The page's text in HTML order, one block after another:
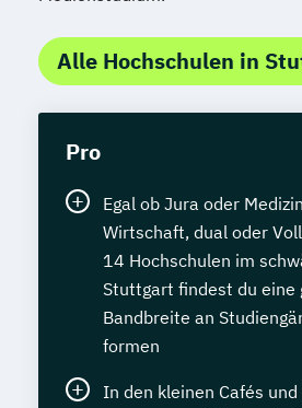
Alle Hochschulen in
Pro
Egal ob Jura oder
Wirtschaft, dual oder
14 Hochschulen im
Stuttgart findest du eine
Bandbreite an
formen
In den kleinen Cafés